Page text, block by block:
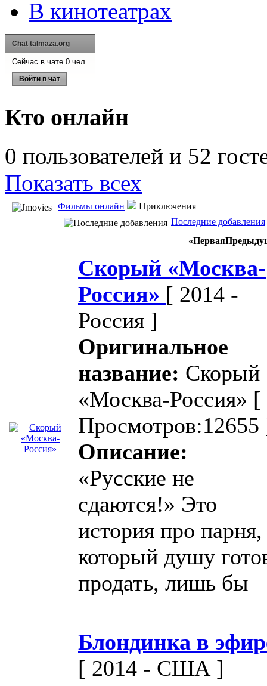
В кинотеатрах
Chat talmaza.org
Сейчас в чате 0 чел.
Войти в чат
Кто онлайн
0 пользователей и 52
Показать всех
Фильмы онлайн
Приключения
Последние добавления
«Первая
Скорый «Москва-
Россия» [ 2014 -
Россия ]
Оригинальное
название: Скорый
«Москва-Россия» [
Просмотров:12655
Описание:
«Русские не
сдаются!» Это
история про парня,
который душу
продать, лишь бы
Блондинка в
[ 2014 - США ]